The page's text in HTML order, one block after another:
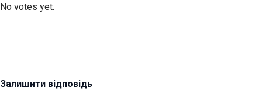
No votes yet.
Залишити відповідь